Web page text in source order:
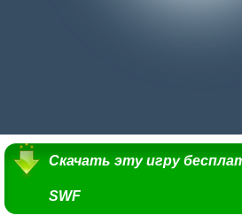
Скачать эту игру
SWF